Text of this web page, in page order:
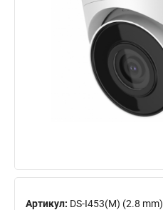
Артикул: DS-I453(M) (2.8 mm)